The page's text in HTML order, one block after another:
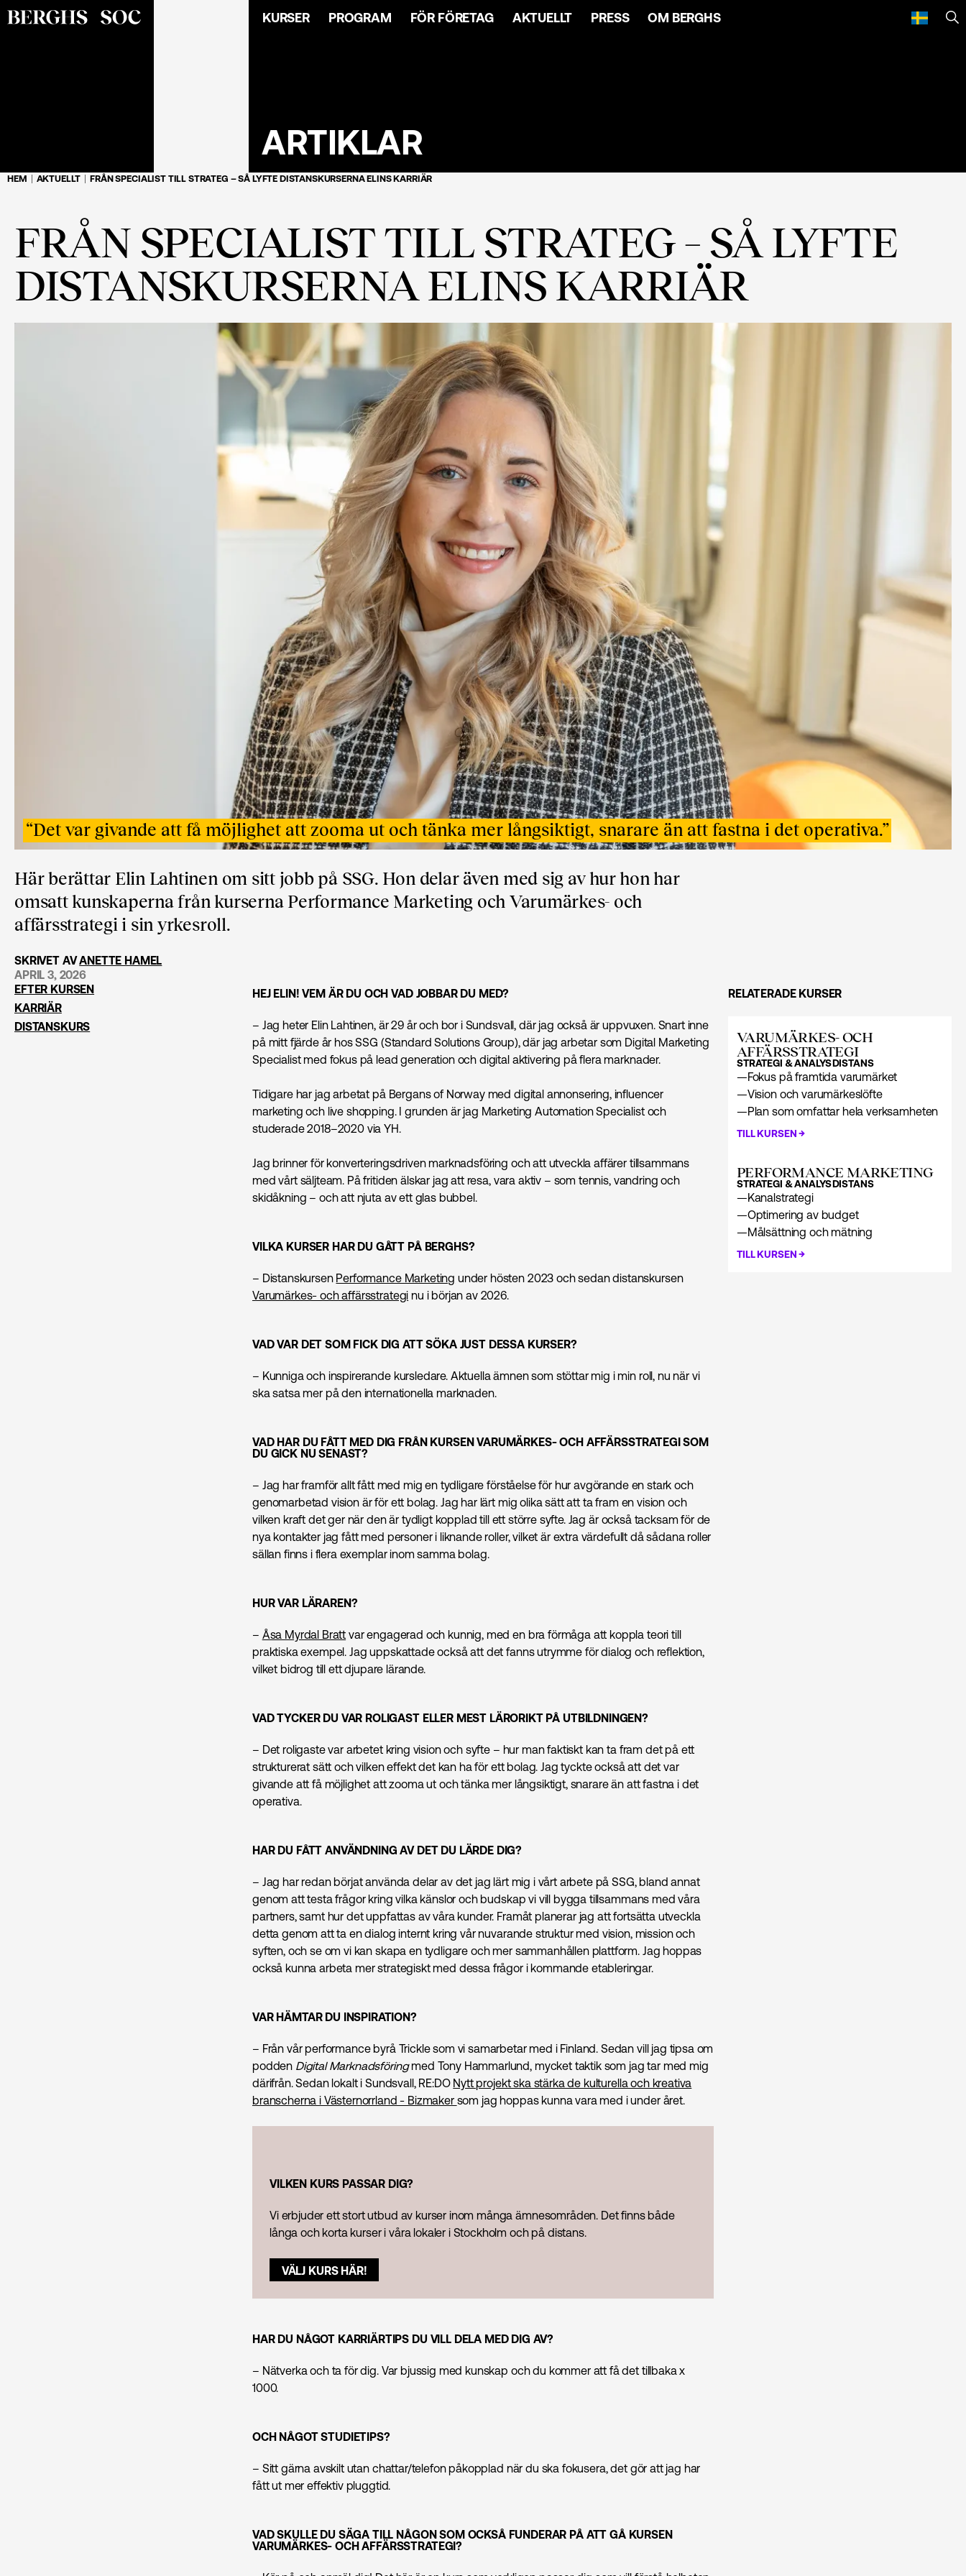
KURSER PROGRAM FÖR FÖRETAG AKTUELLT PRESS OM BERGHS
ARTIKLAR
HEM AKTUELLT FRÅN SPECIALIST TILL STRATEG – SÅ LYFTE DISTANSKURSERNA ELINS KARRIÄR
FRÅN SPECIALIST TILL STRATEG – SÅ LYFTE
DISTANSKURSERNA ELINS KARRIÄR
“Det var givande att få möjlighet att zooma ut och tänka mer långsiktigt, snarare än att fastna i det operativa.”
Här berättar Elin Lahtinen om sitt jobb på SSG. Hon delar även med sig av hur hon har
omsatt kunskaperna från kurserna Performance Marketing och Varumärkes- och
affärsstrategi i sin yrkesroll.
SKRIVET AVANETTE HAMEL
APRIL 3, 2026
EFTER KURSEN
KARRIÄR
DISTANSKURS
HEJ ELIN! VEM ÄR DU OCH VAD JOBBAR DU MED?
– Jag heter Elin Lahtinen, är 29 år och bor i Sundsvall, där jag också är uppvuxen. Snart inne
på mitt fjärde år hos SSG (Standard Solutions Group), där jag arbetar som Digital Marketing
Specialist med fokus på lead generation och digital aktivering på flera marknader.
Tidigare har jag arbetat på Bergans of Norway med digital annonsering, influencer
marketing och live shopping. I grunden är jag Marketing Automation Specialist och
studerade 2018–2020 via YH.
Jag brinner för konverteringsdriven marknads­föring och att utveckla affärer tillsammans
med vårt säljteam. På fritiden älskar jag att resa, vara aktiv – som tennis, vandring och
skidåkning – och att njuta av ett glas bubbel.
VILKA KURSER HAR DU GÅTT PÅ BERGHS?
– Distanskursen Performance Marketing under hösten 2023 och sedan distanskursen
Varumärkes- och affärsstrategi nu i början av 2026.
VAD VAR DET SOM FICK DIG ATT SÖKA JUST DESSA KURSER?
– Kunniga och inspirerande kursledare. Aktuella ämnen som stöttar mig i min roll, nu när vi
ska satsa mer på den internationella marknaden.
VAD HAR DU FÅTT MED DIG FRÅN KURSEN VARUMÄRKES- OCH AFFÄRSSTRATEGI SOM
DU GICK NU SENAST?
– Jag har framför allt fått med mig en tydligare förståelse för hur avgörande en stark och
genomarbetad vision är för ett bolag. Jag har lärt mig olika sätt att ta fram en vision och
vilken kraft det ger när den är tydligt kopplad till ett större syfte. Jag är också tacksam för de
nya kontakter jag fått med personer i liknande roller, vilket är extra värdefullt då sådana roller
sällan finns i flera exemplar inom samma bolag.
HUR VAR LÄRAREN?
– Åsa Myrdal Bratt var engagerad och kunnig, med en bra förmåga att koppla teori till
praktiska exempel. Jag uppskattade också att det fanns utrymme för dialog och reflektion,
vilket bidrog till ett djupare lärande.
VAD TYCKER DU VAR ROLIGAST ELLER MEST LÄRORIKT PÅ UTBILDNINGEN?
– Det roligaste var arbetet kring vision och syfte – hur man faktiskt kan ta fram det på ett
strukturerat sätt och vilken effekt det kan ha för ett bolag. Jag tyckte också att det var
givande att få möjlighet att zooma ut och tänka mer långsiktigt, snarare än att fastna i det
operativa.
HAR DU FÅTT ANVÄNDNING AV DET DU LÄRDE DIG?
– Jag har redan börjat använda delar av det jag lärt mig i vårt arbete på SSG, bland annat
genom att testa frågor kring vilka känslor och budskap vi vill bygga tillsammans med våra
partners, samt hur det uppfattas av våra kunder. Framåt planerar jag att fortsätta utveckla
detta genom att ta en dialog internt kring vår nuvarande struktur med vision, mission och
syften, och se om vi kan skapa en tydligare och mer sammanhållen plattform. Jag hoppas
också kunna arbeta mer strategiskt med dessa frågor i kommande etableringar.
VAR HÄMTAR DU INSPIRATION?
– Från vår performance byrå Trickle som vi samarbetar med i Finland. Sedan vill jag tipsa om
podden Digital Marknads­föringmed Tony Hammarlund, mycket taktik som jag tar med mig
därifrån. Sedan lokalt i Sundsvall, RE:DO Nytt projekt ska stärka de kulturella och kreativa
branscherna i Västernorrland - Bizmaker som jag hoppas kunna vara med i under året.
VILKEN KURS PASSAR DIG?
Vi erbjuder ett stort utbud av kurser inom många ämnesområden. Det finns både
långa och korta kurser i våra lokaler i Stockholm och på distans.
VÄLJ KURS HÄR!
HAR DU NÅGOT KARRIÄRTIPS DU VILL DELA MED DIG AV?
– Nätverka och ta för dig. Var bjussig med kunskap och du kommer att få det tillbaka x
1000.
OCH NÅGOT STUDIETIPS?
– Sitt gärna avskilt utan chattar/telefon påkopplad när du ska fokusera, det gör att jag har
fått ut mer effektiv pluggtid.
VAD SKULLE DU SÄGA TILL NÅGON SOM OCKSÅ FUNDERAR PÅ ATT GÅ KURSEN
VARUMÄRKES- OCH AFFÄRSSTRATEGI?
RELATERADE KURSER
VARUMÄRKES- OCH
AFFÄRSSTRATEGI
STRATEGI & ANALYSDISTANS
—Fokus på framtida varumärket
—Vision och varumärkeslöfte
—Plan som omfattar hela verksamheten
TILL KURSEN→
PERFORMANCE MARKETING
STRATEGI & ANALYSDISTANS
—Kanalstrategi
—Optimering av budget
—Målsättning och mätning
TILL KURSEN→